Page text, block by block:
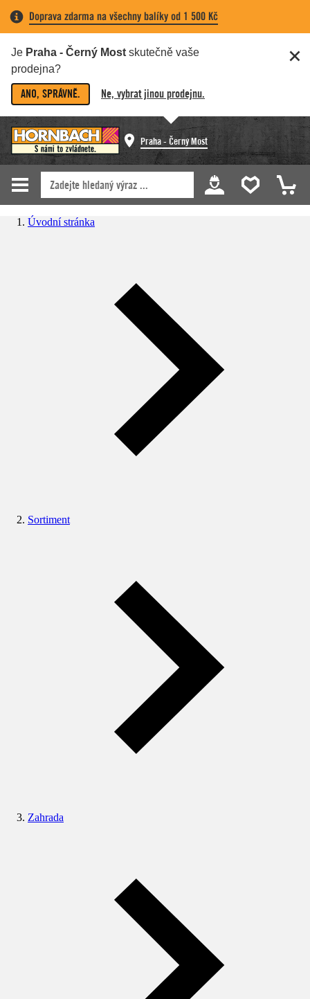
Doprava zdarma na všechny balíky od 1 500 Kč
Je Praha - Černý Most skutečně vaše
prodejna?
ANO, SPRÁVNĚ. Ne, vybrat jinou prodejnu.
Praha - Černý Most
Úvodní stránka
Sortiment
Zahrada